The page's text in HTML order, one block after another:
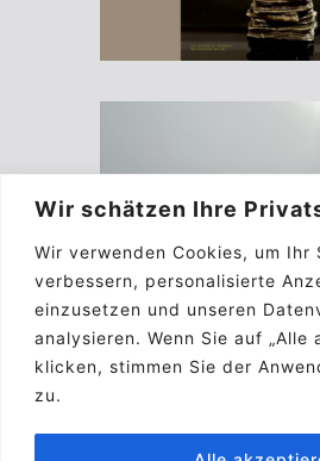
Wir schätzen Ihre
Wir verwenden Cookies, um Ihr
verbessern, personalisierte
einzusetzen und unseren
analysieren. Wenn Sie auf „Alle
klicken, stimmen Sie der
zu.